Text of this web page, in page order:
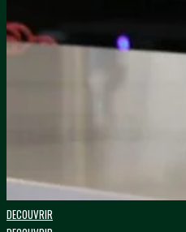
DECOUVRIR